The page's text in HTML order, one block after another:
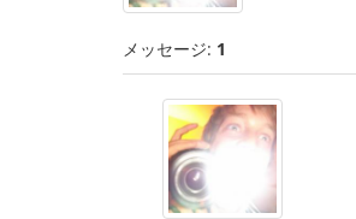
メッセージ: 1